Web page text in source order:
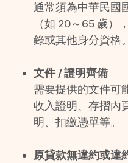
通常須為中華民國
（如 20～65 歲）
錄或其他身分資格。
文件 / 證明齊備
需要提供的文件可
收入證明、存摺內
明、扣繳憑單等。
原貸款無違約或違